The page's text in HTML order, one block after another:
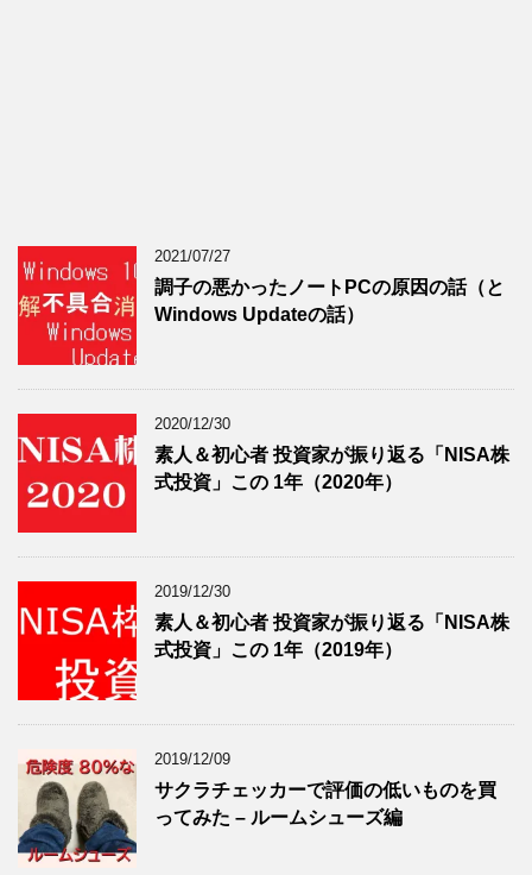
2021/07/27
調子の悪かったノートPCの原因の話（と
Windows Updateの話）
2020/12/30
素人＆初心者 投資家が振り返る「NISA株
式投資」この 1年（2020年）
2019/12/30
素人＆初心者 投資家が振り返る「NISA株
式投資」この 1年（2019年）
2019/12/09
サクラチェッカーで評価の低いものを買
ってみた – ルームシューズ編